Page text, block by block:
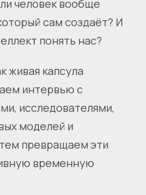
человек вообще
сам создаёт? И
понять нас?
живая капсула
интервью с
исследователями,
моделей и
превращаем эти
временную